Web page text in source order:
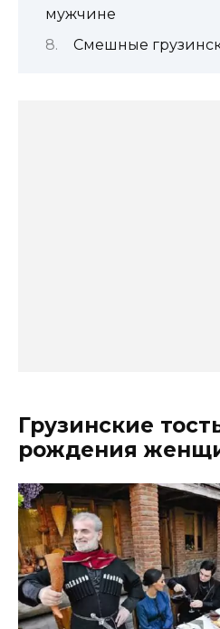
мужчине
Смешные
Грузинские
рождения